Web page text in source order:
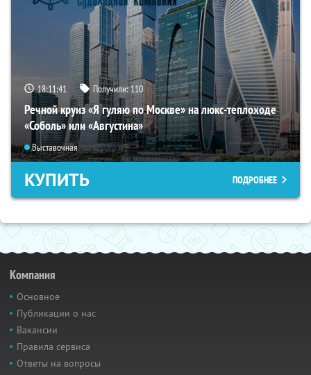
18:11:40 Получили:110
Речной круиз «Я гуляю по Москве» на люкс-теплоходе
«Соболь» или «Августина»
Выставочная
КУПИТЬ ПОДРОБНЕЕ
Компания
Основное
Публикации о нас
Вакансии
Правила сервиса
Ответы на вопросы